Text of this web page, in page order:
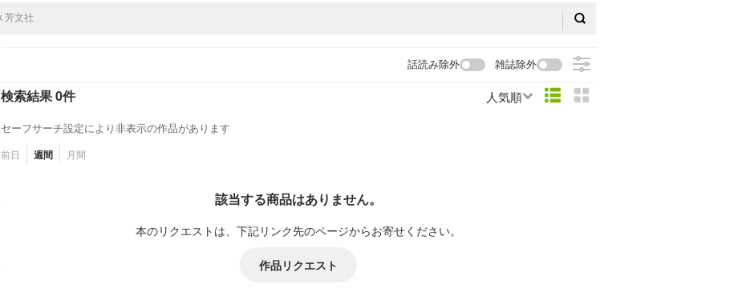
話読み除外 雑誌除外
検索結果 0件 人気順
セーフサーチ設定により非表示の作品があります
前日 週間 月間
該当する商品はありません。
本のリクエストは、下記リンク先のページからお寄せください。
作品リクエスト